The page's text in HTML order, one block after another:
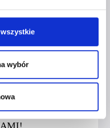
wybór
W MIEŚCIE –
KOBIET